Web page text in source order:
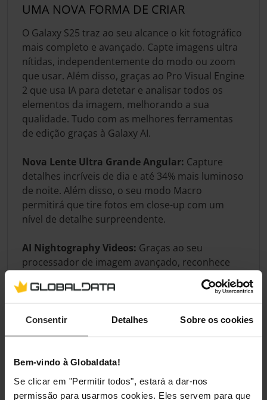
Consentir Detalhes Sobre os cookies
Bem-vindo à Globaldata!
Se clicar em "Permitir todos", estará a dar-nos
permissão para usarmos cookies. Eles servem para que
UMA NOVA FORMA DE CRIAR
O Galaxy S25 traz ao seu alcance o kit fotográfico
mais completo e avançado. Capte imagens ultra
nítidas, independentemente do modo ou zoom
que usar. Além disso, graças ao Pro Visual Engine
2 que usa IA para detetar e analisar todos os
elementos da imagem, melhorando a sua
qualidade. Tudo com as melhores ferramentas
de edição graças à Galaxy AI.
Nova Lente Ultra Grande Angular: Capture
detalhes incríveis de dia e até 34% mais luminoso
de noite. Além disso, o seu modo Macro
permitirá que tire fotos em close-up com um
nível de detalhe surpreendente.
AI Nightography Videos: Graças ao seu
processador de imagem avançado, reconhece
objetos em movimento, reduzindo o ruído e
melhorando o nível de detalhe, mesmo em
Modo Retrato Avançado para Selfies:
iluminação. Além disso, a tecnologia Object
Aware processa cada elemento de forma
independente para obter retratos hiperrealistas.